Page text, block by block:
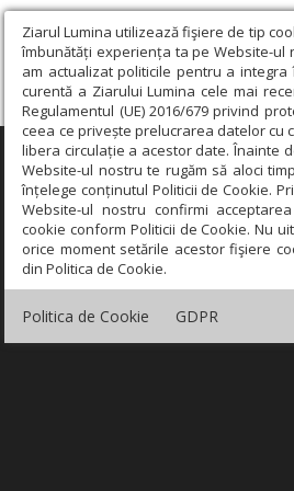
Ziarul Lumina utilizează fişiere de tip
îmbunătăți experiența ta pe Website-ul
am actualizat politicile pentru a
curentă a Ziarului Lumina cele mai
Regulamentul (UE) 2016/679 privind
ceea ce privește prelucrarea datelor cu
libera circulație a acestor date. Înainte
Website-ul nostru te rugăm să aloci
înțelege conținutul Politicii de Cookie.
Website-ul nostru confirmi
cookie conform Politicii de Cookie. Nu
orice moment setările acestor fişiere
din Politica de Cookie.
Politica de Cookie GDPR